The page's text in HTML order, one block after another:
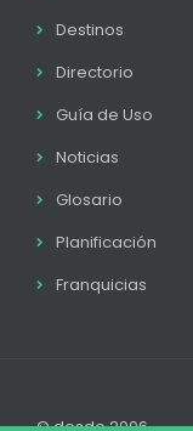
Destinos
Directorio
Guía de Uso
Noticias
Glosario
Planificación
Franquicias